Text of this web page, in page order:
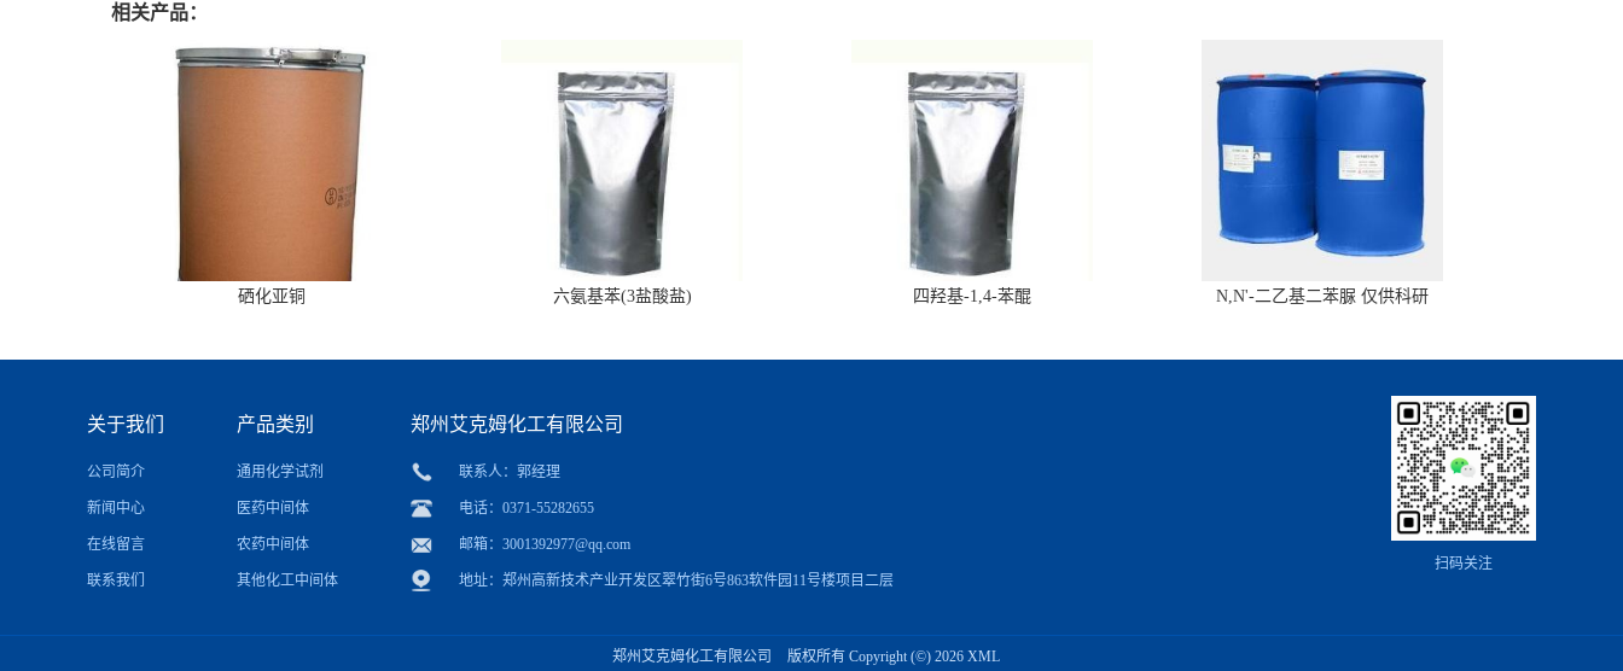
相关产品：
硒化亚铜 六氨基苯(3盐酸盐) 四羟基-1,4-苯醌 N,N'-二乙基二苯脲 仅供科研
关于我们
公司简介
新闻中心
在线留言
联系我们
产品类别
通用化学试剂
医药中间体
农药中间体
其他化工中间体
郑州艾克姆化工有限公司
联系人：郭经理
电话：0371-55282655
邮箱： 3001392977@qq.com
地址：郑州高新技术产业开发区翠竹街6号863软件园11号楼项目二层
扫码关注
郑州艾克姆化工有限公司 版权所有 Copyright (©) 2026 XML